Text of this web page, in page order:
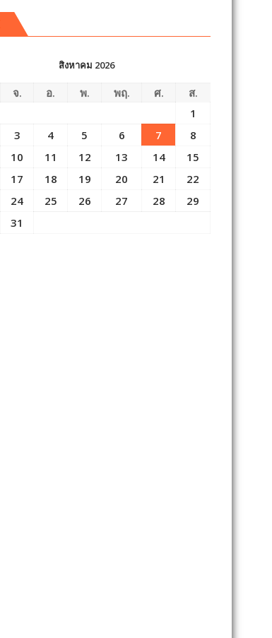
สิงหาคม 2026
จ. อ. พ. พฤ. ศ.
ส.
1
3 4 5 6 7
8
10 11 12 13 14
15
17 18 19 20 21
22
24 25 26 27 28
29
31